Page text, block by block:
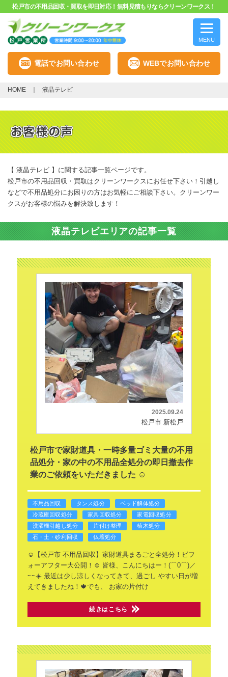
松戸市の不用品回収・買取を即日対応！無料見積もりならクリーンワークス！
MENU
電話でお問い合わせ WEBでお問い合わせ
HOME 液晶テレビ
【 液晶テレビ 】に関する記事一覧ページです。
松戸市の不用品回収・買取はクリーンワークスにお任せ下さい！引越し
などで不用品処分にお困りの方はお気軽にご相談下さい。クリーンワー
クスがお客様の悩みを解決致します！
液晶テレビエリアの記事一覧
2025.09.24
松戸市 新松戸
松戸市で家財道具・一時多量ゴミ大量の不用
品処分・家の中の不用品全処分の即日撤去作
業のご依頼をいただきました ☺️
不用品回収 タンス処分
ベッド解体処分
冷蔵庫回収処分
家具回収処分
家電回収処分
洗濯機引越し処分
片付け整理
植木処分
石・土・砂利回収
仏壇処分
☺️【松戸市 不用品回収】家財道具まるごと全処分！ビフ
ォーアフター大公開！☺️ 皆様、こんにちはー！(⌒0⌒)／
~~☀️最近は少し涼しくなってきて、過ごし やすい日が増
えてきましたね！🍁でも、
お家の片付け
続きはこちら